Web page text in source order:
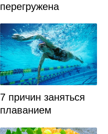
перегружена
7 причин заняться
плаванием